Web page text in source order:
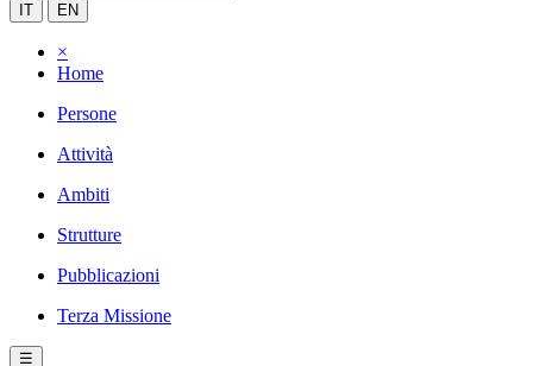
IT EN
×
Home
Persone
Attività
Ambiti
Strutture
Pubblicazioni
Terza Missione
☰